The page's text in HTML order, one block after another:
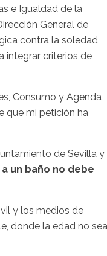
e Igualdad de la
General de
contra la soledad
integrar criterios de
Consumo y Agenda
que mi petición ha
de Sevilla y
un baño no debe
y los medios de
donde la edad no sea